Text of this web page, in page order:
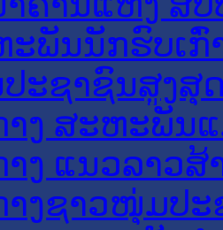
ພັນນັກຮົບເກົ່
ະຊາຊົນສູງສຸ
ງ ສະຫະພັນ
ງ ແນວລາວສ້
ງຊາວໜຸ່ມປະ